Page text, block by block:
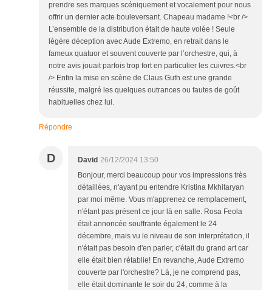
prendre ses marques scéniquement et vocalement pour nous
offrir un dernier acte bouleversant. Chapeau madame !<br />
L’ensemble de la distribution était de haute volée ! Seule
légère déception avec Aude Extremo, en retrait dans le
fameux quatuor et souvent couverte par l’orchestre, qui, à
notre avis jouait parfois trop fort en particulier les cuivres.<br
/> Enfin la mise en scène de Claus Guth est une grande
réussite, malgré les quelques outrances ou fautes de goût
habituelles chez lui.
Répondre
D David 26/12/2024 13:50
Bonjour, merci beaucoup pour vos impressions très
détaillées, n'ayant pu entendre Kristina Mkhitaryan
par moi même. Vous m'apprenez ce remplacement,
n'étant pas présent ce jour là en salle. Rosa Feola
était annoncée souffrante également le 24
décembre, mais vu le niveau de son interprétation, il
n'était pas besoin d'en parler, c'était du grand art car
elle était bien rétablie! En revanche, Aude Extremo
couverte par l'orchestre? Là, je ne comprend pas,
elle était dominante le soir du 24, comme à la